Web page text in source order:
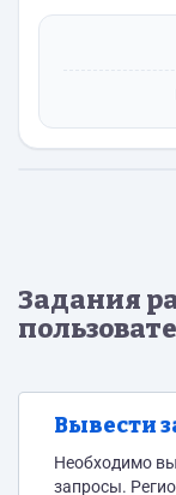
Задания
Вывести
Необходимо
запросы. Регион - Москва. Сайт